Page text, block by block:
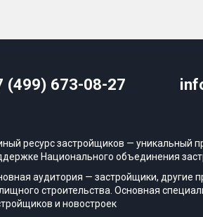
(499) 673-08-27
ресурс застройщиков — уникальный
Национального объединения
аудитория — застройщики, другие
строительства. Основная
и новостроек